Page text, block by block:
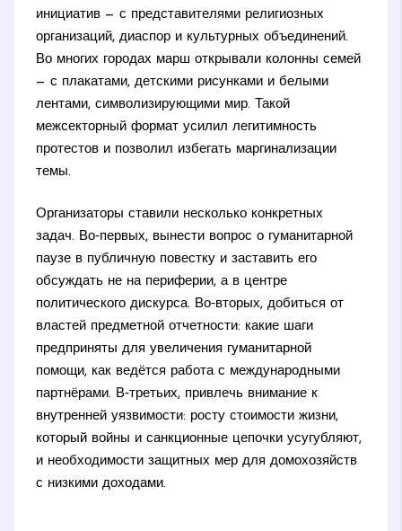
инициатив — с представителями религиозных
организаций, диаспор и культурных объединений.
Во многих городах марш открывали колонны семей
— с плакатами, детскими рисунками и белыми
лентами, символизирующими мир. Такой
межсекторный формат усилил легитимность
протестов и позволил избегать маргинализации
темы.
Организаторы ставили несколько конкретных
задач. Во‑первых, вынести вопрос о гуманитарной
паузе в публичную повестку и заставить его
обсуждать не на периферии, а в центре
политического дискурса. Во‑вторых, добиться от
властей предметной отчетности: какие шаги
предприняты для увеличения гуманитарной
помощи, как ведётся работа с международными
партнёрами. В‑третьих, привлечь внимание к
внутренней уязвимости: росту стоимости жизни,
который войны и санкционные цепочки усугубляют,
и необходимости защитных мер для домохозяйств
с низкими доходами.